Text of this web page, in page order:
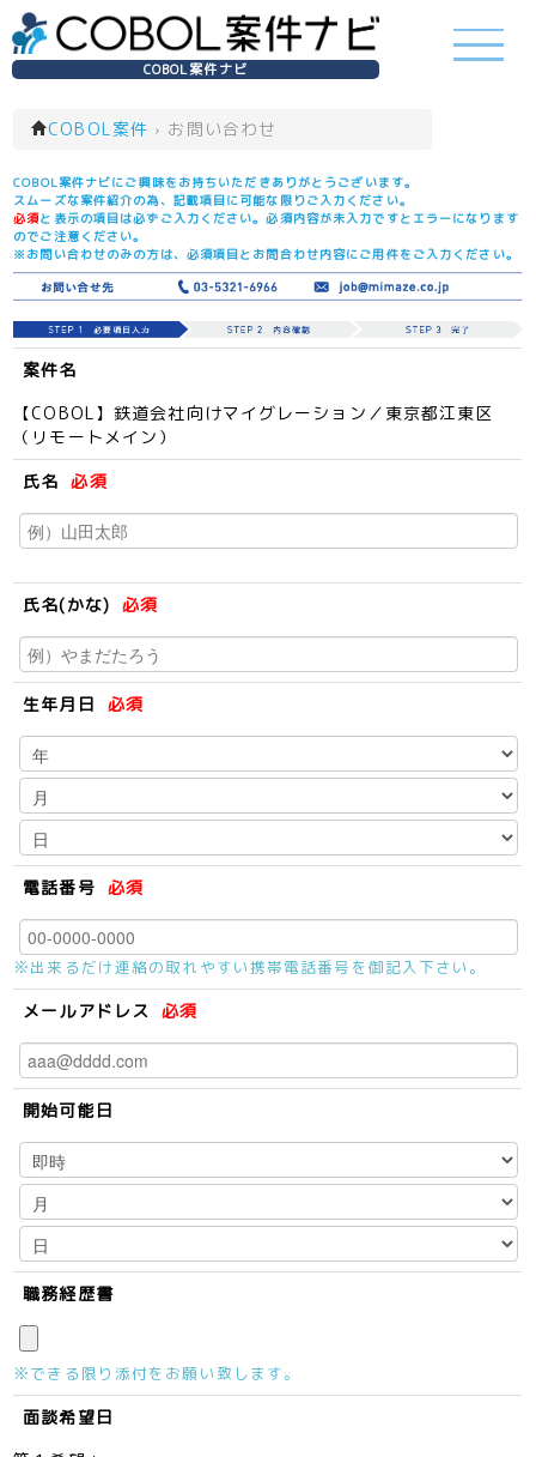
COBOL案件ナビ
COBOL案件 › お問い合わせ
COBOL案件ナビにご興味をお持ちいただきありがとうございます。
スムーズな案件紹介の為、記載項目に可能な限りご入力ください。
必須と表示の項目は必ずご入力ください。必須内容が未入力ですとエラーになります
のでご注意ください。
※お問い合わせのみの方は、必須項目とお問合わせ内容にご用件をご入力ください。
案件名
【COBOL】鉄道会社向けマイグレーション／東京都江東区
（リモートメイン）
氏名 必須
氏名(かな) 必須
生年月日 必須
電話番号 必須
※出来るだけ連絡の取れやすい携帯電話番号を御記入下さい。
メールアドレス 必須
開始可能日
職務経歴書
※できる限り添付をお願い致します。
面談希望日